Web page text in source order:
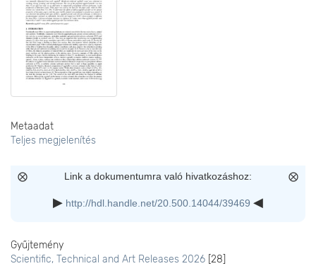
Metaadat
Teljes megjelenítés
Link a dokumentumra való hivatkozáshoz:
http://hdl.handle.net/20.500.14044/39469
Gyűjtemény
Scientific, Technical and Art Releases 2026 [28]